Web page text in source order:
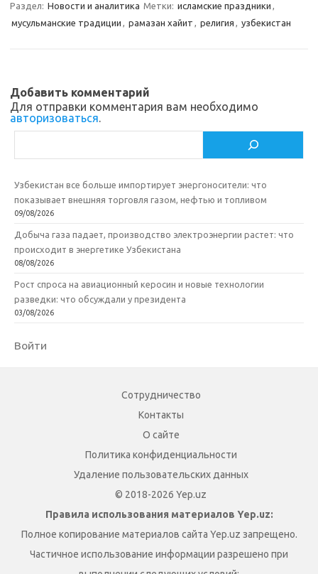
s
k
i
bр
т
ь
Раздел: Новости и аналитика Метки: исламские праздники ,
мусульманские традиции , рамазан хайит , религия , узбекистан
Добавить комментарий
Для отправки комментария вам необходимо
авторизоваться.
Узбекистан все больше импортирует энергоносители: что
показывает внешняя торговля газом, нефтью и топливом
09/08/2026
Добыча газа падает, производство электроэнергии растет: что
происходит в энергетике Узбекистана
08/08/2026
Рост спроса на авиационный керосин и новые технологии
разведки: что обсуждали у президента
03/08/2026
Войти
Сотрудничество
Контакты
О сайте
Политика конфиденциальности
Удаление пользовательских данных
© 2018-2026 Yep.uz
Правила использования материалов Yep.uz:
Полное копирование материалов сайта Yep.uz запрещено.
Частичное использование информации разрешено при